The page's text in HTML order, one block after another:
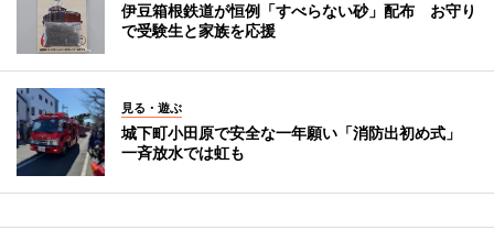
伊豆箱根鉄道が恒例「すべらない砂」配布 お守り
で受験生と家族を応援
見る・遊ぶ
城下町小田原で安全な一年願い「消防出初め式」
一斉放水では虹も